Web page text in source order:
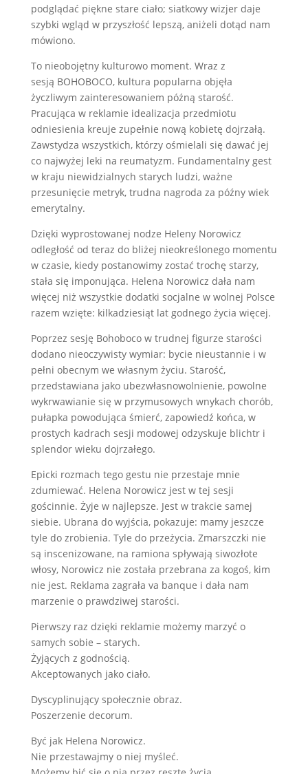
podglądać piękne stare ciało; siatkowy wizjer daje
szybki wgląd w przyszłość lepszą, aniżeli dotąd nam
mówiono.
To nieobojętny kulturowo moment. Wraz z
sesją BOHOBOCO, kultura popularna objęła
życzliwym zainteresowaniem późną starość.
Pracująca w reklamie idealizacja przedmiotu
odniesienia kreuje zupełnie nową kobietę dojrzałą.
Zawstydza wszystkich, którzy ośmielali się dawać jej
co najwyżej leki na reumatyzm. Fundamentalny gest
w kraju niewidzialnych starych ludzi, ważne
przesunięcie metryk, trudna nagroda za późny wiek
emerytalny.
Dzięki wyprostowanej nodze Heleny Norowicz
odległość od teraz do bliżej nieokreślonego momentu
w czasie, kiedy postanowimy zostać trochę starzy,
stała się imponująca. Helena Norowicz dała nam
więcej niż wszystkie dodatki socjalne w wolnej Polsce
razem wzięte: kilkadziesiąt lat godnego życia więcej.
Poprzez sesję Bohoboco w trudnej figurze starości
dodano nieoczywisty wymiar: bycie nieustannie i w
pełni obecnym we własnym życiu. Starość,
przedstawiana jako ubezwłasnowolnienie, powolne
wykrwawianie się w przymusowych wnykach chorób,
pułapka powodująca śmierć, zapowiedź końca, w
prostych kadrach sesji modowej odzyskuje blichtr i
splendor wieku dojrzałego.
Epicki rozmach tego gestu nie przestaje mnie
zdumiewać. Helena Norowicz jest w tej sesji
gościnnie. Żyje w najlepsze. Jest w trakcie samej
siebie. Ubrana do wyjścia, pokazuje: mamy jeszcze
tyle do zrobienia. Tyle do przeżycia. Zmarszczki nie
są inscenizowane, na ramiona spływają siwozłote
włosy, Norowicz nie została przebrana za kogoś, kim
nie jest. Reklama zagrała va banque i dała nam
marzenie o prawdziwej starości.
Pierwszy raz dzięki reklamie możemy marzyć o
samych sobie – starych.
Żyjących z godnością.
Akceptowanych jako ciało.
Dyscyplinujący społecznie obraz.
Poszerzenie decorum.
Być jak Helena Norowicz.
Nie przestawajmy o niej myśleć.